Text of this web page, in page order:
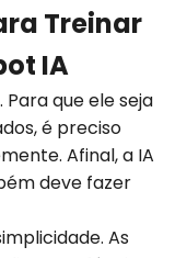
Treinar
IA
que ele seja
é preciso
Afinal, a IA
deve fazer
As